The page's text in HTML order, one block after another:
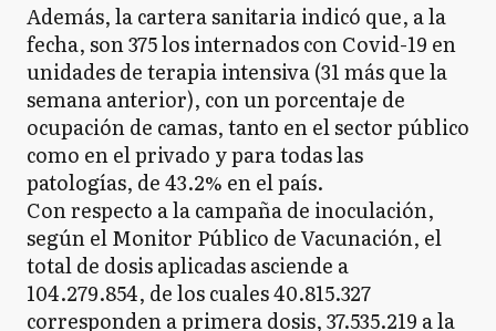
Además, la cartera sanitaria indicó que, a la
fecha, son 375 los internados con Covid-19 en
unidades de terapia intensiva (31 más que la
semana anterior), con un porcentaje de
ocupación de camas, tanto en el sector público
como en el privado y para todas las
patologías, de 43.2% en el país.
Con respecto a la campaña de inoculación,
según el Monitor Público de Vacunación, el
total de dosis aplicadas asciende a
104.279.854, de los cuales 40.815.327
corresponden a primera dosis, 37.535.219 a la